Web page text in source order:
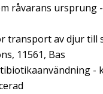
råvarans ursprung
transport av djur till
11561, Bas
-